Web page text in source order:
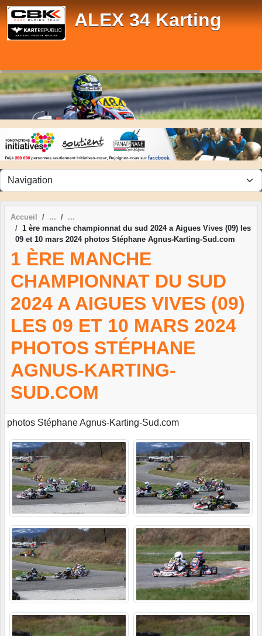
ALEX 34 Karting
Accueil
1 ère manche championnat du sud 2024 a Aigues Vives (09) les
09 et 10 mars 2024 photos Stéphane Agnus-Karting-Sud.com
1 ÈRE MANCHE
CHAMPIONNAT DU SUD
2024 A AIGUES VIVES (09)
LES 09 ET 10 MARS 2024
PHOTOS STÉPHANE
AGNUS-KARTING-
SUD.COM
photos Stéphane Agnus-Karting-Sud.com
Panneau de gestion des cookies